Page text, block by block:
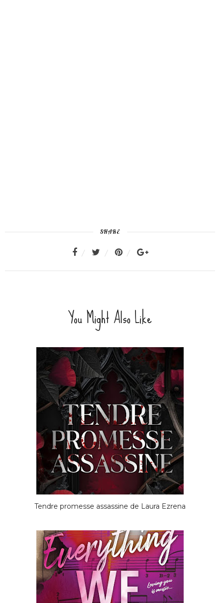
SHARE
You Might Also Like
Tendre promesse assassine de Laura Ezrena